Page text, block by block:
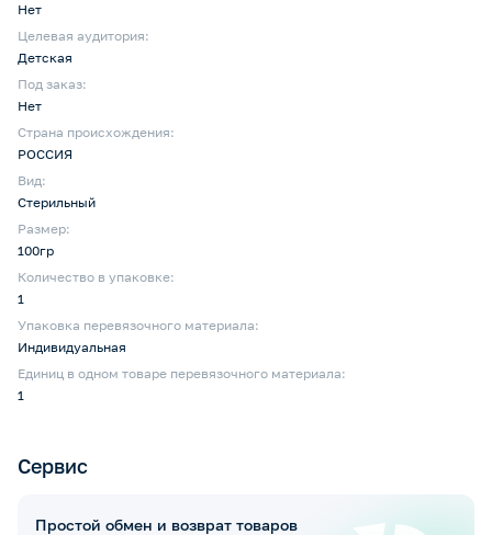
Нет
Целевая аудитория:
Детская
Под заказ:
Нет
Страна происхождения:
РОССИЯ
Вид:
Стерильный
Размер:
100гр
Количество в упаковке:
1
Упаковка перевязочного материала:
Индивидуальная
Единиц в одном товаре перевязочного материала:
1
Сервис
Простой обмен и возврат товаров